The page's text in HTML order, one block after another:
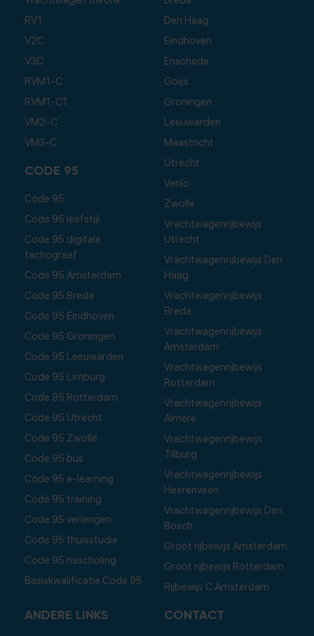
RV1
V2C
V3C
RVM1-C
RVM1-C1
VM2-C
VM3-C
CODE 95
Code 95
Code 95 leefstijl
Code 95 digitale
tachograaf
Code 95 Amsterdam
Code 95 Breda
Code 95 Eindhoven
Code 95 Groningen
Code 95 Leeuwarden
Code 95 Limburg
Code 95 Rotterdam
Code 95 Utrecht
Code 95 Zwolle
Code 95 bus
Code 95 e-learning
Code 95 training
Code 95 verlengen
Code 95 thuisstudie
Code 95 nascholing
Basiskwalificatie Code 95
Den Haag
Eindhoven
Enschede
Goes
Groningen
Leeuwarden
Maastricht
Utrecht
Venlo
Zwolle
Vrachtwagenrijbewijs
Utrecht
Vrachtwagenrijbewijs Den
Haag
Vrachtwagenrijbewijs
Breda
Vrachtwagenrijbewijs
Amsterdam
Vrachtwagenrijbewijs
Rotterdam
Vrachtwagenrijbewijs
Almere
Vrachtwagenrijbewijs
Tilburg
Vrachtwagenrijbewijs
Heerenveen
Vrachtwagenrijbewijs Den
Bosch
Groot rijbewijs Amsterdam
Groot rijbewijs Rotterdam
Rijbewijs C Amsterdam
ANDERE LINKS CONTACT